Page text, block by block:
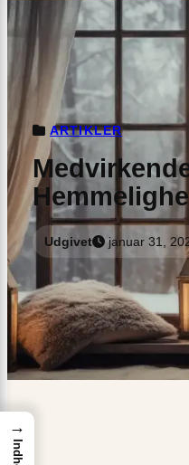
ARTIKLER
Udgivet januar 31,
→